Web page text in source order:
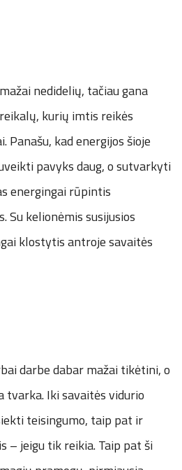
nedidelių, tačiau gana
kurių imtis reikės
Panašu, kad energijos šioje
pavyks daug, o sutvarkyti
energingai rūpintis
Su kelionėmis susijusios
klostytis antroje savaitės
darbe dabar mažai tikėtini, o
tvarka. Iki savaitės vidurio
teisingumo, taip pat ir
– jeigu tik reikia. Taip pat ši